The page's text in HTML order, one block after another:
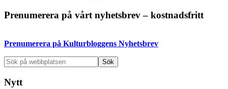
Primärt
Prenumerera på vårt nyhetsbrev – kostnadsfritt
Prenumerera på Kulturbloggens Nyhetsbrev
Sök
på
webbplatsen
Nytt